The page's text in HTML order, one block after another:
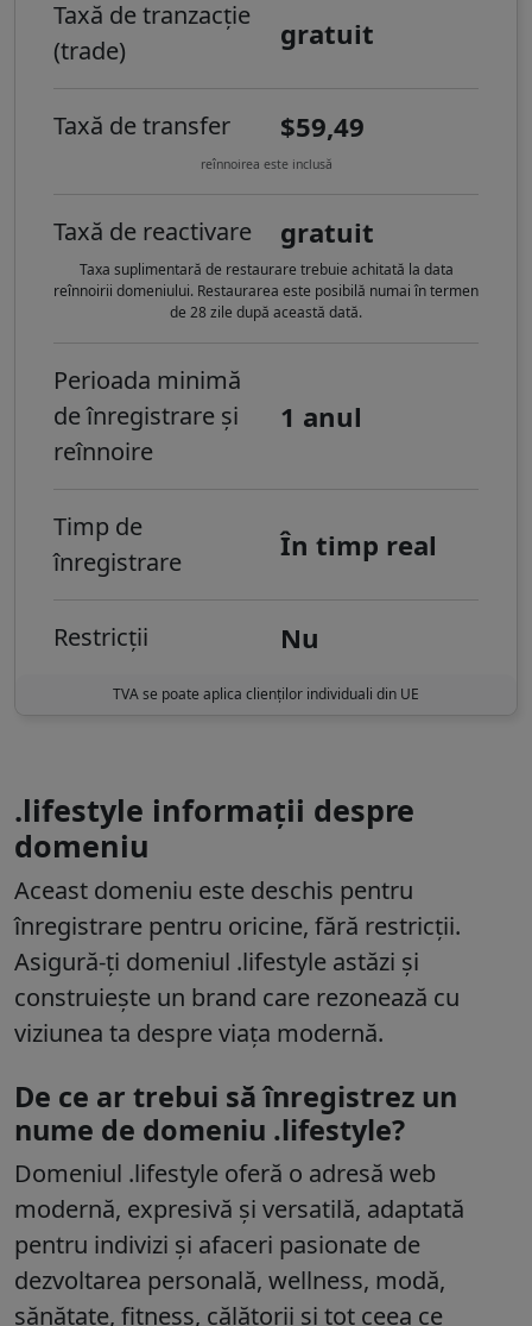
Taxă de tranzacție
(trade)
gratuit
Taxă de transfer $59,49
reînnoirea este inclusă
Taxă de reactivare gratuit
Taxa suplimentară de restaurare trebuie achitată la data
reînnoirii domeniului. Restaurarea este posibilă numai în termen
de 28 zile după această dată.
Perioada minimă
de înregistrare și
reînnoire
1 anul
Timp de
înregistrare
În timp real
Restricții Nu
TVA se poate aplica clienților individuali din UE
.lifestyle informații despre
domeniu
Aceast domeniu este deschis pentru
înregistrare pentru oricine, fără restricții.
Asigură-ți domeniul .lifestyle astăzi și
construiește un brand care rezonează cu
viziunea ta despre viața modernă.
De ce ar trebui să înregistrez un
nume de domeniu .lifestyle?
Domeniul .lifestyle oferă o adresă web
modernă, expresivă și versatilă, adaptată
pentru indivizi și afaceri pasionate de
dezvoltarea personală, wellness, modă,
sănătate, fitness, călătorii și tot ceea ce